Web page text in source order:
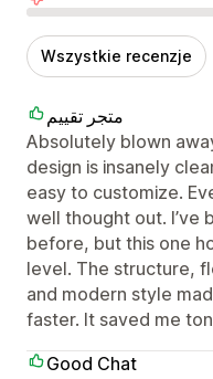
Wszystkie recenzje
متجر تقييم
Absolutely blown
design is insanely
easy to customize.
well thought out. I’ve
before, but this one
level. The structure,
and modern style
faster. It saved me
Good Chat